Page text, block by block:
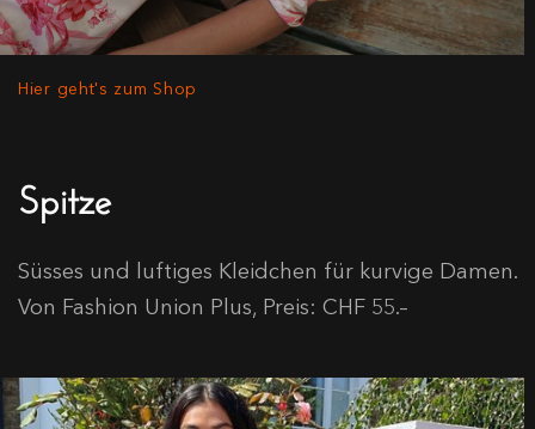
Hier geht's zum Shop
Spitze
Süsses und luftiges Kleidchen für kurvige Damen.
Von Fashion Union Plus, Preis: CHF 55.–